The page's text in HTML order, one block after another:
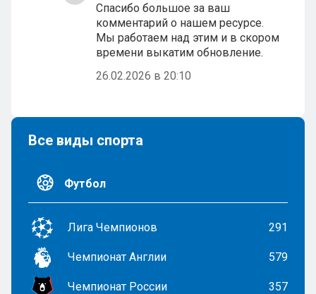
Спасибо большое за ваш
комментарий о нашем ресурсе.
Мы работаем над этим и в скором
времени выкатим обновление.
26.02.2026 в 20:10
Все виды спорта
Футбол
Лига Чемпионов 291
Чемпионат Англии 579
Чемпионат России 357